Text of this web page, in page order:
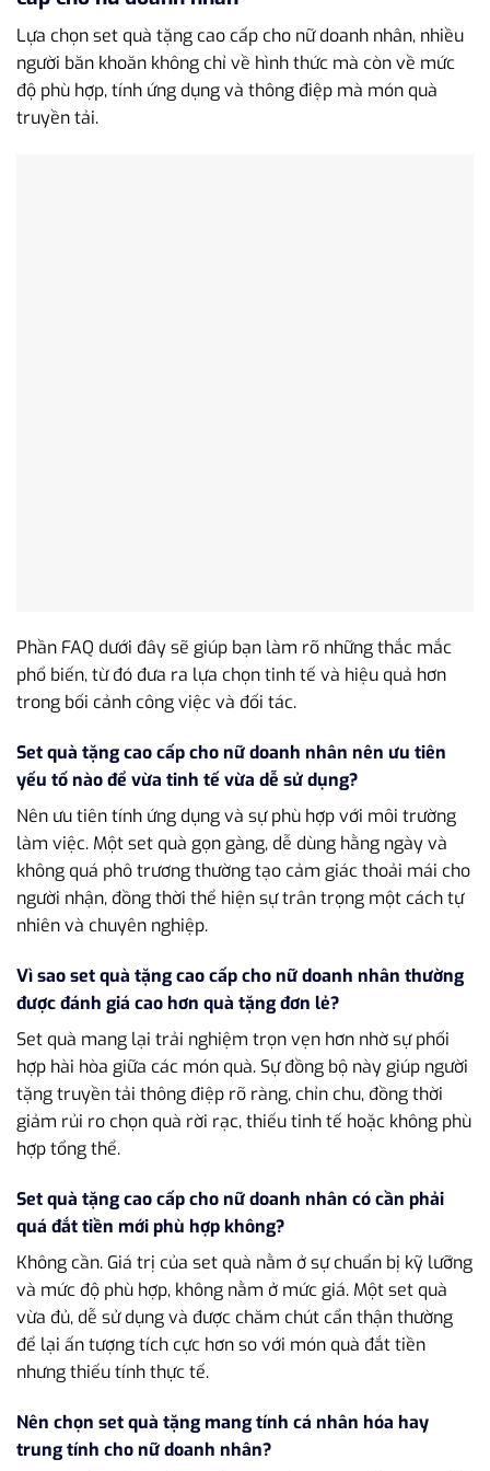
Lựa chọn set quà tặng cao cấp cho nữ doanh nhân, nhiều
người băn khoăn không chỉ về hình thức mà còn về mức
độ phù hợp, tính ứng dụng và thông điệp mà món quà
truyền tải.
Phần FAQ dưới đây sẽ giúp bạn làm rõ những thắc mắc
phổ biến, từ đó đưa ra lựa chọn tinh tế và hiệu quả hơn
trong bối cảnh công việc và đối tác.
Set quà tặng cao cấp cho nữ doanh nhân nên ưu tiên
yếu tố nào để vừa tinh tế vừa dễ sử dụng?
Nên ưu tiên tính ứng dụng và sự phù hợp với môi trường
làm việc. Một set quà gọn gàng, dễ dùng hằng ngày và
không quá phô trương thường tạo cảm giác thoải mái cho
người nhận, đồng thời thể hiện sự trân trọng một cách tự
nhiên và chuyên nghiệp.
Vì sao set quà tặng cao cấp cho nữ doanh nhân thường
được đánh giá cao hơn quà tặng đơn lẻ?
Set quà mang lại trải nghiệm trọn vẹn hơn nhờ sự phối
hợp hài hòa giữa các món quà. Sự đồng bộ này giúp người
tặng truyền tải thông điệp rõ ràng, chỉn chu, đồng thời
giảm rủi ro chọn quà rời rạc, thiếu tinh tế hoặc không phù
hợp tổng thể.
Set quà tặng cao cấp cho nữ doanh nhân có cần phải
quá đắt tiền mới phù hợp không?
Không cần. Giá trị của set quà nằm ở sự chuẩn bị kỹ lưỡng
và mức độ phù hợp, không nằm ở mức giá. Một set quà
vừa đủ, dễ sử dụng và được chăm chút cẩn thận thường
để lại ấn tượng tích cực hơn so với món quà đắt tiền
nhưng thiếu tính thực tế.
Nên chọn set quà tặng mang tính cá nhân hóa hay
trung tính cho nữ doanh nhân?